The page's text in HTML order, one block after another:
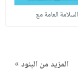
السلامة العامة مع
المزيد من البنود »